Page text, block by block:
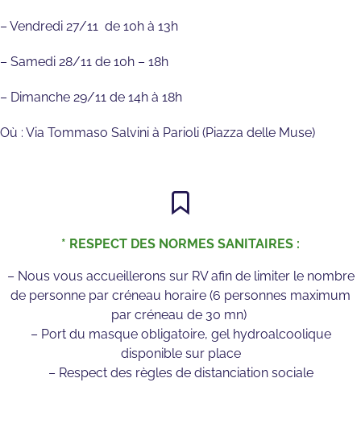
– Vendredi 27/11 de 10h à 13h
– Samedi 28/11 de 10h – 18h
– Dimanche 29/11 de 14h à 18h
Où : Via Tommaso Salvini à Parioli (Piazza delle Muse)
* RESPECT DES NORMES SANITAIRES :
– Nous vous accueillerons sur RV afin de limiter le nombre
de personne par créneau horaire (6 personnes maximum
par créneau de 30 mn)
– Port du masque obligatoire, gel hydroalcoolique
disponible sur place
– Respect des règles de distanciation sociale